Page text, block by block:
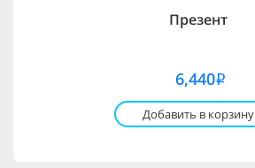
Презент
6,440i
Добавить в корзину